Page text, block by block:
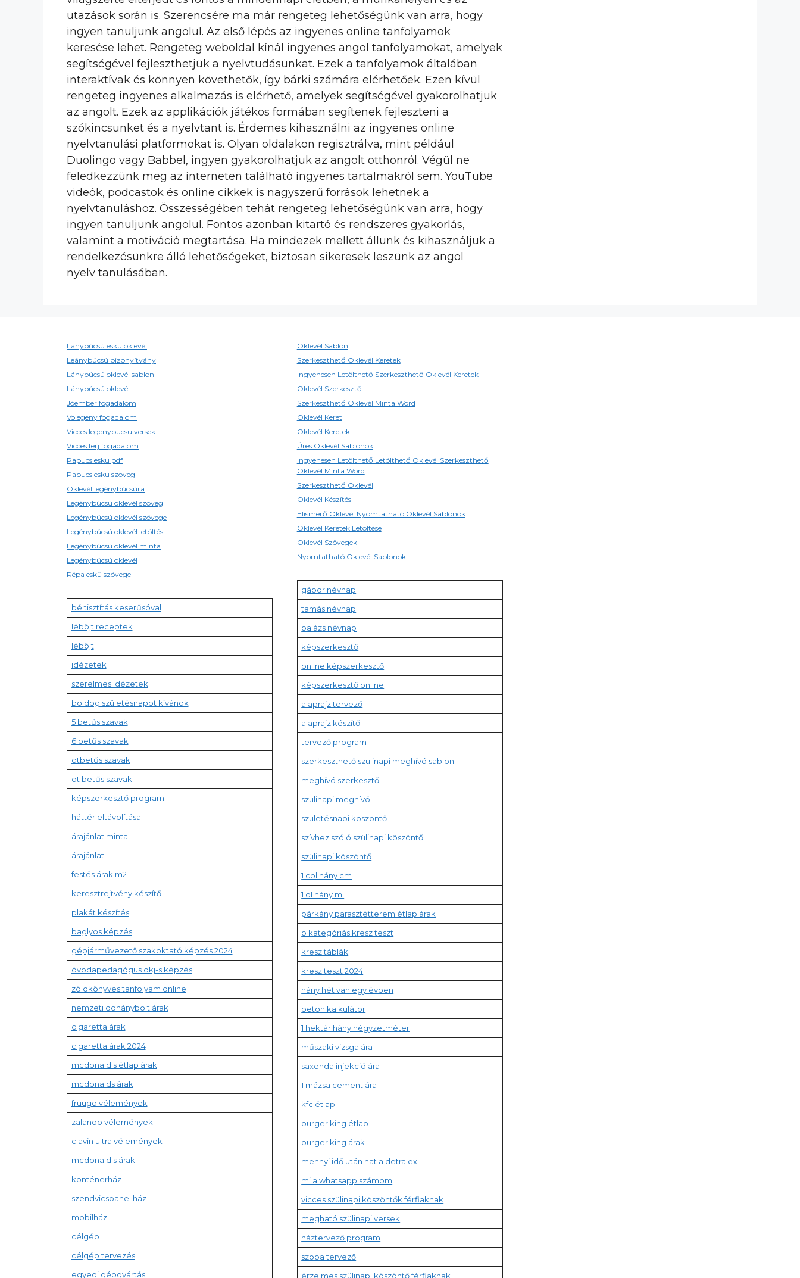
utazások során is. Szerencsére ma már rengeteg lehetőségünk van arra, hogy
ingyen tanuljunk angolul. Az első lépés az ingyenes online tanfolyamok
keresése lehet. Rengeteg weboldal kínál ingyenes angol tanfolyamokat, amelyek
segítségével fejleszthetjük a nyelvtudásunkat. Ezek a tanfolyamok általában
interaktívak és könnyen követhetők, így bárki számára elérhetőek. Ezen kívül
rengeteg ingyenes alkalmazás is elérhető, amelyek segítségével gyakorolhatjuk
az angolt. Ezek az applikációk játékos formában segítenek fejleszteni a
szókincsünket és a nyelvtant is. Érdemes kihasználni az ingyenes online
nyelvtanulási platformokat is. Olyan oldalakon regisztrálva, mint például
Duolingo vagy Babbel, ingyen gyakorolhatjuk az angolt otthonról. Végül ne
feledkezzünk meg az interneten található ingyenes tartalmakról sem. YouTube
videók, podcastok és online cikkek is nagyszerű források lehetnek a
nyelvtanuláshoz. Összességében tehát rengeteg lehetőségünk van arra, hogy
ingyen tanuljunk angolul. Fontos azonban kitartó és rendszeres gyakorlás,
valamint a motiváció megtartása. Ha mindezek mellett állunk és kihasználjuk a
rendelkezésünkre álló lehetőségeket, biztosan sikeresek leszünk az angol
nyelv tanulásában.
Lánybúcsú eskü oklevél
Leánybúcsú bizonyítvány
Lánybúcsú oklevél sablon
Lánybúcsú oklevél
Jóember fogadalom
Volegeny fogadalom
Vicces legenybucsu versek
Vicces ferj fogadalom
Papucs esku pdf
Papucs esku szoveg
Oklevél legénybúcsúra
Legénybúcsú oklevél szöveg
Legénybúcsú oklevél szövege
Legénybúcsú oklevél letöltés
Legénybúcsú oklevél minta
Legénybúcsú oklevél
Répa eskü szövege
béltisztítás keserűsóval
léböjt receptek
léböjt
idézetek
szerelmes idézetek
boldog születésnapot kívánok
5 betűs szavak
6 betűs szavak
ötbetűs szavak
öt betűs szavak
képszerkesztő program
háttér eltávolítása
árajánlat minta
árajánlat
festés árak m2
keresztrejtvény készítő
plakát készítés
baglyos képzés
gépjárművezető szakoktató képzés 2024
óvodapedagógus okj-s képzés
zöldkönyves tanfolyam online
nemzeti dohánybolt árak
cigaretta árak
cigaretta árak 2024
mcdonald's étlap árak
mcdonalds árak
fruugo vélemények
zalando vélemények
clavin ultra vélemények
mcdonald's árak
konténerház
szendvicspanel ház
mobilház
célgép
célgép tervezés
egyedi gépgyártás
Oklevél Sablon
Szerkeszthető Oklevél Keretek
Ingyenesen Letölthető Szerkeszthető Oklevél Keretek
Oklevél Szerkesztő
Szerkeszthető Oklevél Minta Word
Oklevél Keret
Oklevél Keretek
Üres Oklevél Sablonok
Ingyenesen Letölthető Letölthető Oklevél Szerkeszthető
Oklevél Minta Word
Szerkeszthető Oklevél
Oklevél Készítés
Elismerő Oklevél Nyomtatható Oklevél Sablonok
Oklevél Keretek Letöltése
Oklevél Szövegek
Nyomtatható Oklevél Sablonok
gábor névnap
tamás névnap
balázs névnap
képszerkesztő
online képszerkesztő
képszerkesztő online
alaprajz tervező
alaprajz készítő
tervező program
szerkeszthető szülinapi meghívó sablon
meghívó szerkesztő
szülinapi meghívó
születésnapi köszöntő
szívhez szóló szülinapi köszöntő
szülinapi köszöntő
1 col hány cm
1 dl hány ml
párkány parasztétterem étlap árak
b kategóriás kresz teszt
kresz táblák
kresz teszt 2024
hány hét van egy évben
beton kalkulátor
1 hektár hány négyzetméter
műszaki vizsga ára
saxenda injekció ára
1 mázsa cement ára
kfc étlap
burger king étlap
burger king árak
mennyi idő után hat a detralex
mi a whatsapp számom
vicces szülinapi köszöntők férfiaknak
megható szülinapi versek
háztervező program
szoba tervező
érzelmes szülinapi köszöntő férfiaknak